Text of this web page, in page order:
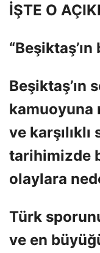
İŞTE O
Beşiktaş’ın
kamuoyuna
ve karşılıklı
tarihimizde
olaylara
Türk
ve en